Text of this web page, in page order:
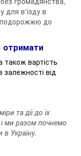
для в'їзду в
подорожжю до
отримати
також вартість
залежності від
та дії до їх
ми разом почнемо
в Україну.